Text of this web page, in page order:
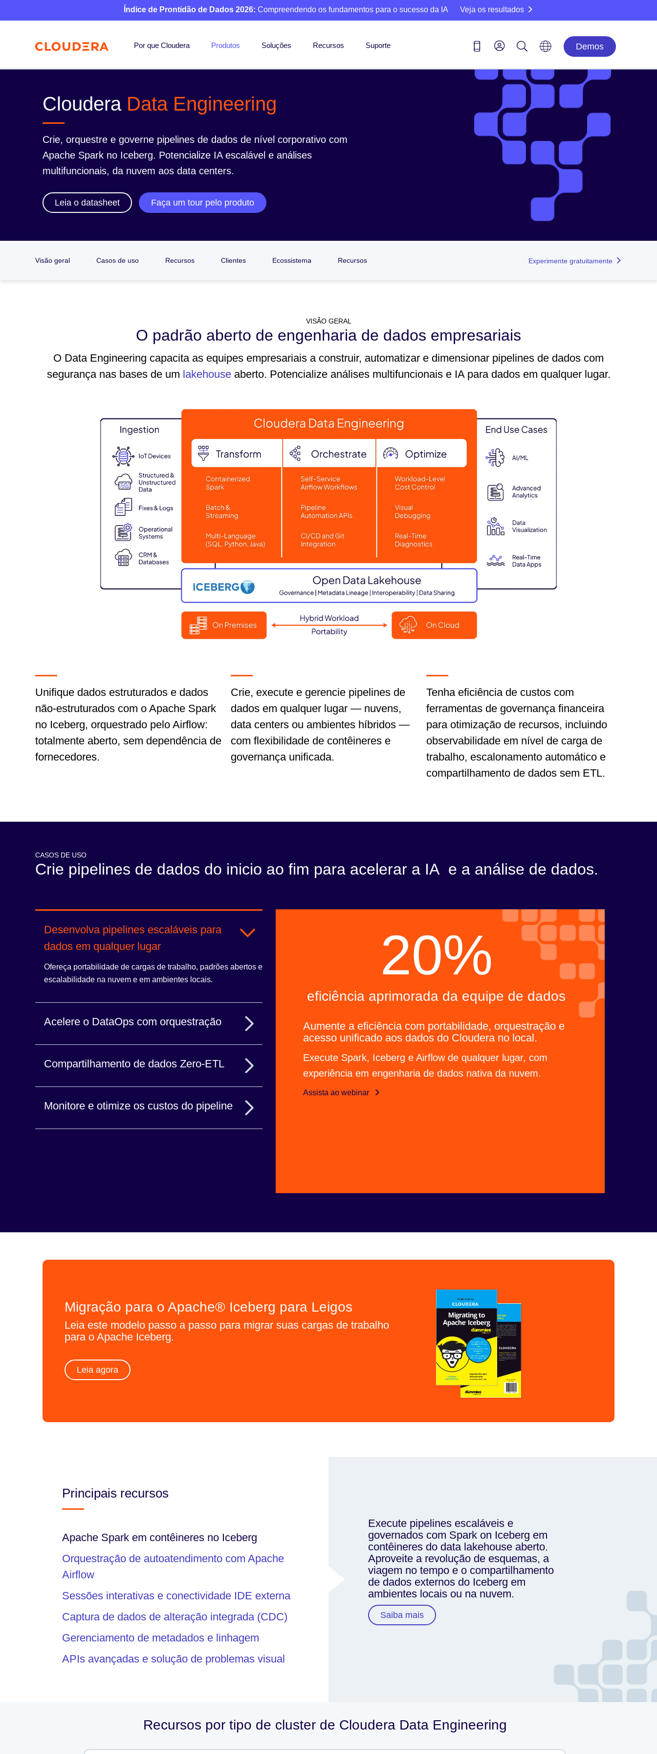
Índice de Prontidão de Dados 2026: Compreendendo os fundamentos para o sucesso da IA Veja os resultados
Por que Cloudera Produtos Soluções Recursos Suporte Demos
Cloudera Data Engineering
Crie, orquestre e governe pipelines de dados de nível corporativo com
Apache Spark no Iceberg. Potencialize IA escalável e análises
multifuncionais, da nuvem aos data centers.
Leia o datasheet Faça um tour pelo produto
Visão geral Casos de uso Recursos Clientes Ecossistema Recursos Experimente gratuitamente
VISÃO GERAL
O padrão aberto de engenharia de dados empresariais
O Data Engineering capacita as equipes empresariais a construir, automatizar e dimensionar pipelines de dados com
segurança nas bases de um lakehouseaberto. Potencialize análises multifuncionais e IA para dados em qualquer lugar.
Unifique dados estruturados e dados
não-estruturados com o Apache Spark
no Iceberg, orquestrado pelo Airflow:
totalmente aberto, sem dependência de
fornecedores.
Crie, execute e gerencie pipelines de
dados em qualquer lugar — nuvens,
data centers ou ambientes híbridos —
com flexibilidade de contêineres e
governança unificada.
Tenha eficiência de custos com
ferramentas de governança financeira
para otimização de recursos, incluindo
observabilidade em nível de carga de
trabalho, escalonamento automático e
compartilhamento de dados sem ETL.
CASOS DE USO
Crie pipelines de dados do inicio ao fim para acelerar a IA e a análise de dados.
Desenvolva pipelines escaláveis para
dados em qualquer lugar
Ofereça portabilidade de cargas de trabalho, padrões abertos e
escalabilidade na nuvem e em ambientes locais.
Acelere o DataOps com orquestração
colaborações.
Compartilhamento de dados Zero-ETL
externamente.
Monitore e otimize os custos do pipeline
20%
eficiência aprimorada da equipe de dados
Aumente a eficiência com portabilidade, orquestração e
acesso unificado aos dados do Cloudera no local.
Execute Spark, Iceberg e Airflow de qualquer lugar, com
experiência em engenharia de dados nativa da nuvem.
Assista ao webinar
Migração para o Apache® Iceberg para Leigos
Leia este modelo passo a passo para migrar suas cargas de trabalho
para o Apache Iceberg.
Leia agora
Principais recursos
Apache Spark em contêineres no Iceberg
Orquestração de autoatendimento com Apache
Airflow
Sessões interativas e conectividade IDE externa
Captura de dados de alteração integrada (CDC)
Gerenciamento de metadados e linhagem
APIs avançadas e solução de problemas visual
Execute pipelines escaláveis e
governados com Spark on Iceberg em
contêineres do data lakehouse aberto.
Aproveite a revolução de esquemas, a
viagem no tempo e o compartilhamento
de dados externos do Iceberg em
ambientes locais ou na nuvem.
Saiba mais
Recursos por tipo de cluster de Cloudera Data Engineering